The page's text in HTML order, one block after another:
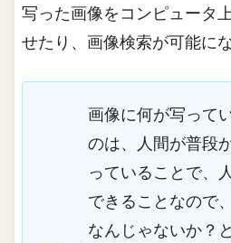
写った画像をコンピュータ
せたり、画像検索が可能に
画像に何が写って
のは、人間が普段
っていることで、
できることなので
なんじゃないか？